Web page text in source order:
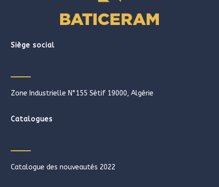
Siège social
Zone Industrielle N°155 Sétif 19000, Algérie
Catalogues
Catalogue des nouveautés 2022